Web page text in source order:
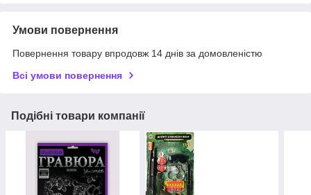
Умови повернення
Повернення товару впродовж 14 днів за домовленістю
Всі умови повернення
Подібні товари компанії